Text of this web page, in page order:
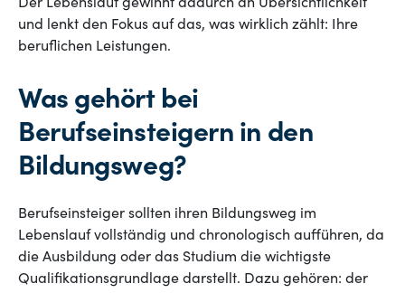
Der Lebenslauf gewinnt dadurch an Übersichtlichkeit
und lenkt den Fokus auf das, was wirklich zählt: Ihre
beruflichen Leistungen.
Was gehört bei
Berufseinsteigern in den
Bildungsweg?
Berufseinsteiger sollten ihren Bildungsweg im
Lebenslauf vollständig und chronologisch aufführen, da
die Ausbildung oder das Studium die wichtigste
Qualifikationsgrundlage darstellt. Dazu gehören: der